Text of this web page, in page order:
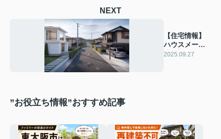
NEXT
【住宅情報】
ハウスメーカ
ーと工務店の
2025.09.27
”お役立ち情報”おすすめ記事